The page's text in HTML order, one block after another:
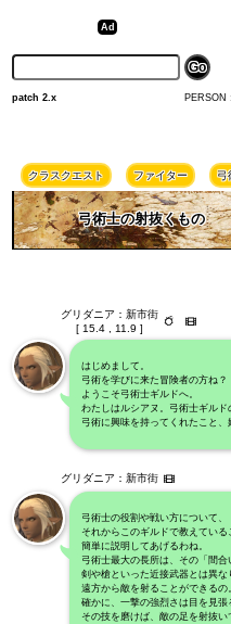
PERSON :
patch 2.x
クラスクエスト ファイター 弓
弓術士の射抜くもの
グリダニア：新市街
[ 15.4 , 11.9 ]
はじめまして。
弓術を学びに来た冒険者の方ね？
ようこそ弓術士ギルドへ。
わたしはルシアヌ。弓術士ギルド
弓術に興味を持ってくれたこと、
グリダニア：新市街
弓術士の役割や戦い方について、
それからこのギルドで教えている
簡単に説明してあげるわね。
弓術士最大の長所は、その「間合
剣や槍といった近接武器とは異な
遠方から敵を射ることができるの
確かに、一撃の強烈さは目を見張
その技を磨けば、敵の足を射抜い